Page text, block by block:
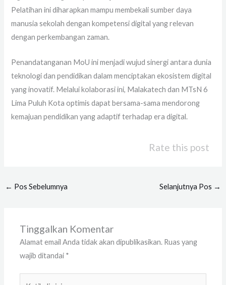
Pelatihan ini diharapkan mampu membekali sumber daya
manusia sekolah dengan kompetensi digital yang relevan
dengan perkembangan zaman.
Penandatanganan MoU ini menjadi wujud sinergi antara dunia
teknologi dan pendidikan dalam menciptakan ekosistem digital
yang inovatif. Melalui kolaborasi ini, Malakatech dan MTsN 6
Lima Puluh Kota optimis dapat bersama-sama mendorong
kemajuan pendidikan yang adaptif terhadap era digital.
Rate this post
← Pos Sebelumnya Selanjutnya Pos →
Tinggalkan Komentar
Alamat email Anda tidak akan dipublikasikan. Ruas yang
wajib ditandai *